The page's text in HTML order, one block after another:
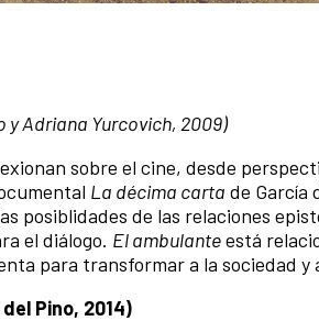
y Adriana Yurcovich, 2009)
sobre el cine, desde
La décima carta de García
posiblidades de las relaciones
el diálogo. El ambulanteestá
para transformar a la sociedad y
Pino, 2014)